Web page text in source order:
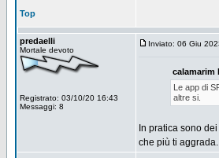
Top
predaelli
Mortale devoto
Registrato: 03/10/20 16:43
Messaggi: 8
Inviato: 06 Giu
calamarim
Le app di
altre si.
In pratica sono
che più ti